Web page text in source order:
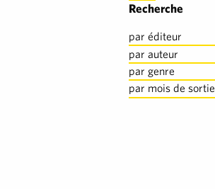
Recherche
par éditeur
par auteur
par genre
par mois de sortie